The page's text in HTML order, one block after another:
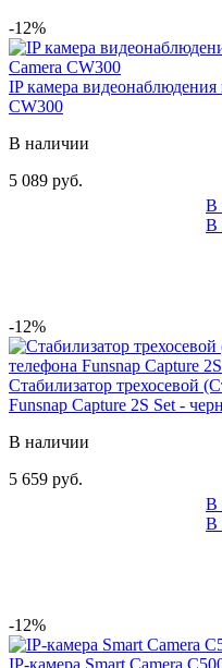
-12%
IP камера
CW300
В наличии
5 089 руб.
В
В
-12%
Стабилизатор трехосевой
Funsnap Capture 2S Set -
В наличии
5 659 руб.
В
В
-12%
IP-камера Smart Camera